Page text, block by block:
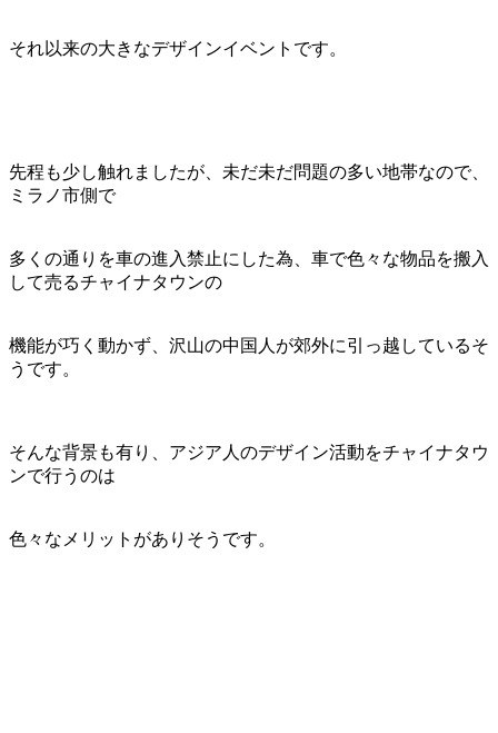
それ以来の大きなデザインイベントです。
先程も少し触れましたが、未だ未だ問題の多い地帯なので、
ミラノ市側で
多くの通りを車の進入禁止にした為、車で色々な物品を搬入
して売るチャイナタウンの
機能が巧く動かず、沢山の中国人が郊外に引っ越しているそ
うです。
そんな背景も有り、アジア人のデザイン活動をチャイナタウ
ンで行うのは
色々なメリットがありそうです。